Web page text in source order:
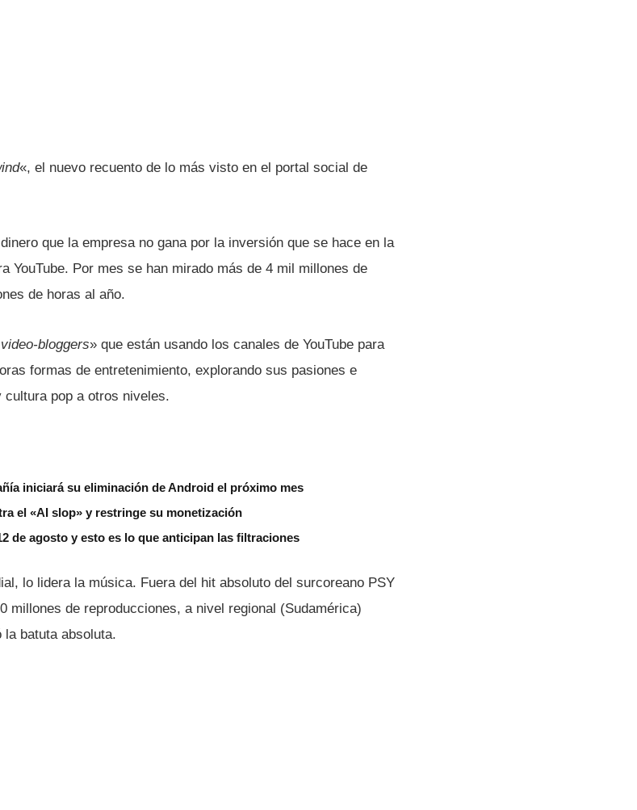
«, el nuevo recuento de lo más visto en el portal social de
que la empresa no gana por la inversión que se hace en la
YouTube. Por mes se han mirado más de 4 mil millones de
de horas al año.
video-bloggers» que están usando los canales de YouTube para
formas de entretenimiento, explorando sus pasiones e
pop a otros niveles.
iniciará su eliminación de Android el próximo mes
el «AI slop» y restringe su monetización
de agosto y esto es lo que anticipan las filtraciones
lo lidera la música. Fuera del hit absoluto del surcoreano PSY
millones de reproducciones, a nivel regional (Sudamérica)
batuta absoluta.